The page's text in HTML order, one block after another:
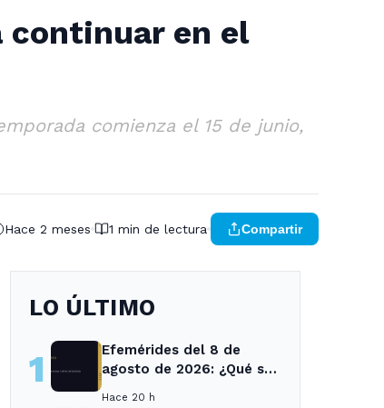
continuar en el
comienza el 15 de junio,
Hace 2 meses 1 min de lectura Compartir
LO ÚLTIMO
1
Efemérides del 8 de
agosto de 2026: ¿Qué se
Hace 20 h